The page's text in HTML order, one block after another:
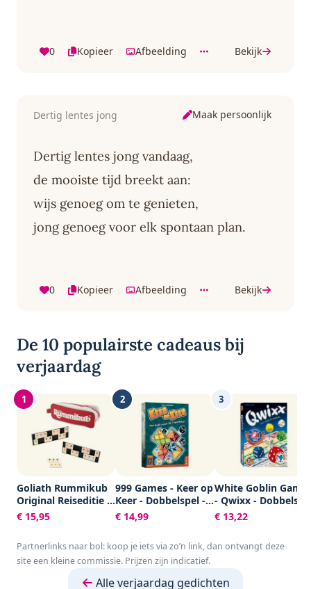
0 Kopieer Afbeelding Bekijk
Dertig lentes jong Maak persoonlijk
Dertig lentes jong vandaag,
de mooiste tijd breekt aan:
wijs genoeg om te genieten,
jong genoeg voor elk spontaan plan.
0 Kopieer Afbeelding Bekijk
De 10 populairste cadeaus bij
verjaardag
1
Goliath Rummikub
Original Reiseditie -
Bordspel - Inclusief
Tasje
€ 15,95
2
999 Games - Keer op
Keer - Dobbelspel -
Hét dobbelspel voor
het hele gezin -
Familiespel -
Educatief spel -
€ 14,99
3
White Goblin
- Qwixx -
- 2 tot 5 spelers -
Voor de hele familie
Klein cadeautje
€ 13,22
Partnerlinks naar bol: koop je iets via zo’n link, dan ontvangt deze
site een kleine commissie. Prijzen zijn indicatief.
Alle verjaardag gedichten